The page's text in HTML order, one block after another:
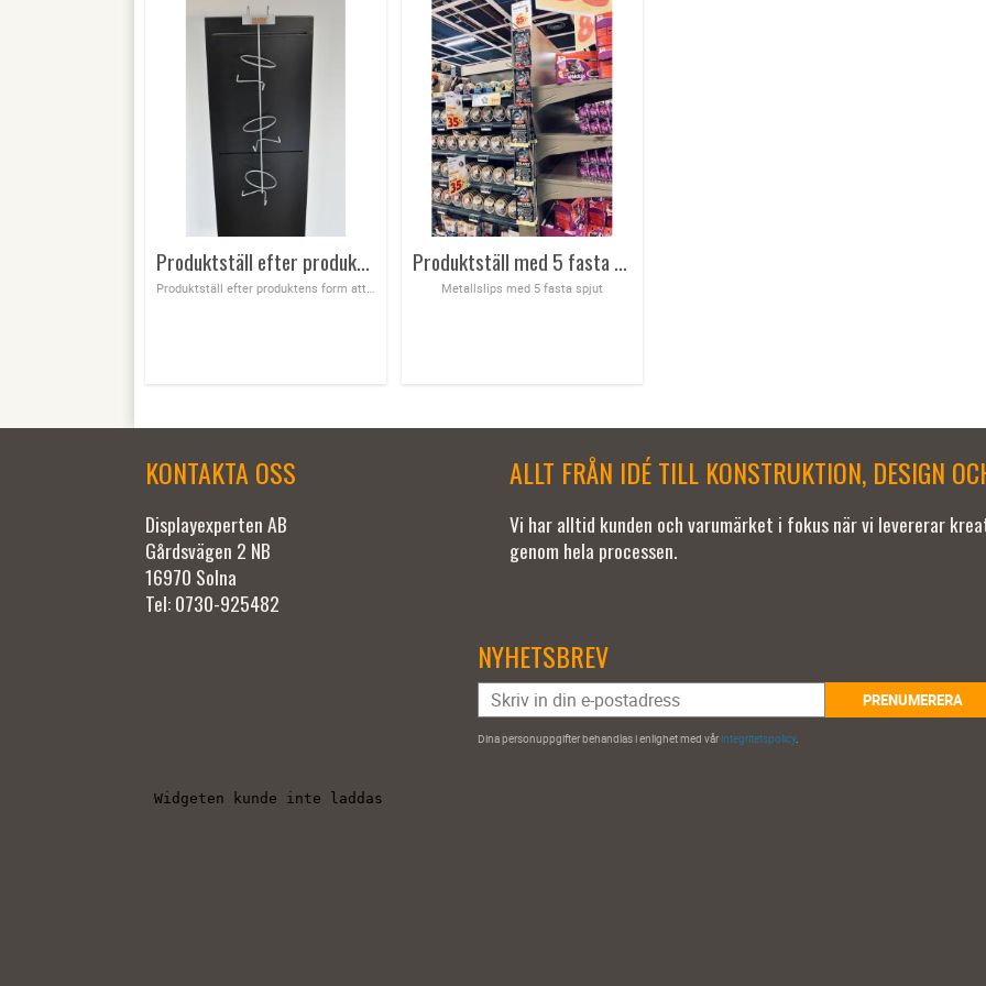
Produktställ efter produktens form att sätta i hyllan för ökad försäljning Produktställ med 5 fasta spjut 100 cm lång
Metallslips med 5 fasta spjut
KONTAKTA OSS
Displayexperten AB
Gårdsvägen 2 NB
16970 Solna
Tel: 0730-925482
ALLT FRÅN IDÉ TILL KONSTRUKTION, DESIGN
Vi har alltid kunden och varumärket i fokus när vi levererar
genom hela processen.
NYHETSBREV
PRENUMERERA
Dina personuppgifter behandlas i enlighet med vårintegritetspolicy.